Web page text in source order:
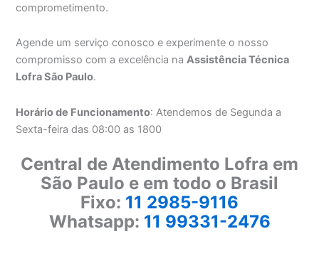
comprometimento.
Agende um serviço conosco e experimente o nosso
compromisso com a excelência naAssistência Técnica
Lofra São Paulo.
Horário de Funcionamento: Atendemos de Segunda a
Sexta-feira das 08:00 as 1800
Central de Atendimento Lofra em
São Paulo e em todo o Brasil
Fixo: 11 2985-9116
Whatsapp: 11 99331-2476